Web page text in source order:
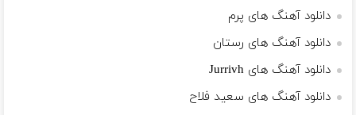
دانلود آهنگ های پرم
دانلود آهنگ های رستان
دانلود آهنگ های Jurrivh
دانلود آهنگ های سعید فلاح